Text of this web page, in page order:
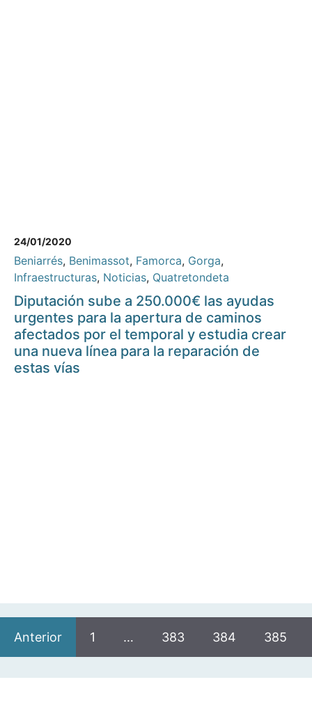
24/01/2020
Beniarrés, Benimassot, Famorca, Gorga,
Infraestructuras, Noticias, Quatretondeta
Diputación sube a 250.000€ las ayudas
urgentes para la apertura de caminos
afectados por el temporal y estudia crear
una nueva línea para la reparación de
estas vías
Anterior 1 … 383 384 385